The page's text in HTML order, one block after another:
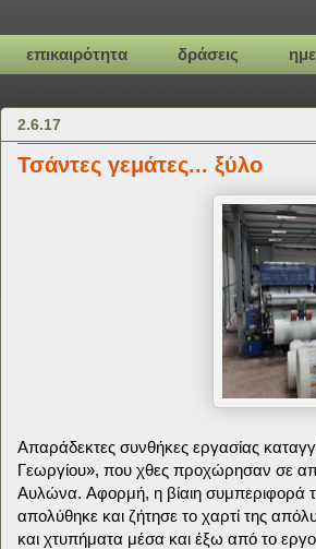
επικαιρότητα δράσεις
2.6.17
Τσάντες γεμάτες... ξύλο
Απαράδεκτες συνθήκες εργασίας
Γεωργίου», που χθες προχώρησαν σε
Αυλώνα. Αφορμή, η βίαιη συμπεριφορά
απολύθηκε και ζήτησε το χαρτί της
και χτυπήματα μέσα και έξω από το